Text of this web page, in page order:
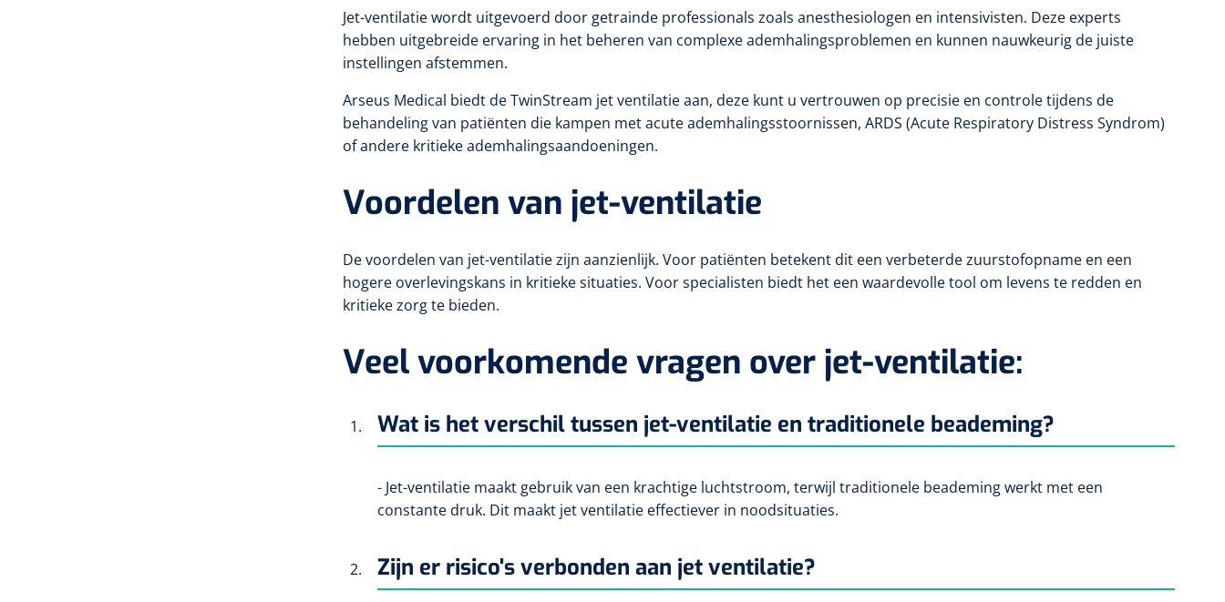
Jet-ventilatie wordt uitgevoerd door getrainde professionals zoals anesthesiologen en intensivisten. Deze experts
hebben uitgebreide ervaring in het beheren van complexe ademhalingsproblemen en kunnen nauwkeurig de juiste
instellingen afstemmen.
Arseus Medical biedt de TwinStream jet ventilatie aan, deze kunt u vertrouwen op precisie en controle tijdens de
behandeling van patiënten die kampen met acute ademhalingsstoornissen, ARDS (Acute Respiratory Distress Syndrom)
of andere kritieke ademhalingsaandoeningen.
Voordelen van jet-ventilatie
De voordelen van jet-ventilatie zijn aanzienlijk. Voor patiënten betekent dit een verbeterde zuurstofopname en een
hogere overlevingskans in kritieke situaties. Voor specialisten biedt het een waardevolle tool om levens te redden en
kritieke zorg te bieden.
Veel voorkomende vragen over jet-ventilatie:
Wat is het verschil tussen jet-ventilatie en traditionele beademing?
- Jet-ventilatie maakt gebruik van een krachtige luchtstroom, terwijl traditionele beademing werkt met een
constante druk. Dit maakt jet ventilatie effectiever in noodsituaties.
Zijn er risico's verbonden aan jet ventilatie?